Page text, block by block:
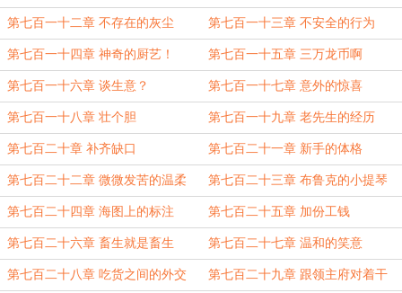
第七百一十二章 不存在的灰尘 第七百一十三章 不安全的行为
第七百一十四章 神奇的厨艺！ 第七百一十五章 三万龙币啊
第七百一十六章 谈生意？ 第七百一十七章 意外的惊喜
第七百一十八章 壮个胆 第七百一十九章 老先生的经历
第七百二十章 补齐缺口 第七百二十一章 新手的体格
第七百二十二章 微微发苦的温柔 第七百二十三章 布鲁克的小提琴
第七百二十四章 海图上的标注 第七百二十五章 加份工钱
第七百二十六章 畜生就是畜生 第七百二十七章 温和的笑意
第七百二十八章 吃货之间的外交 第七百二十九章 跟领主府对着干